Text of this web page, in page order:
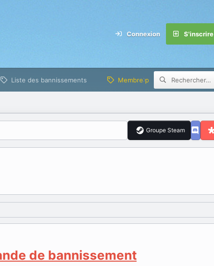
Connexion S'inscrire
Liste des bannissements Membre privilège
Groupe Steam
de bannissement